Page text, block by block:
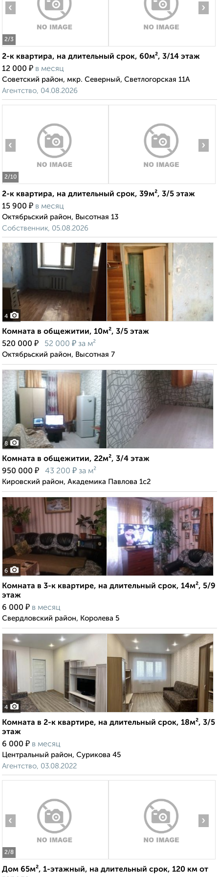
2/3
‹ ›
2-к квартира, на длительный срок, 60м², 3/14 этаж
12 000 ₽ в месяц
Советский район, мкр. Северный, Светлогорская 11А
Агентство, 04.08.2026
2/10
‹ ›
2-к квартира, на длительный срок, 39м², 3/5 этаж
15 900 ₽ в месяц
Октябрьский район, Высотная 13
Собственник, 05.08.2026
4
Комната в общежитии, 10м², 3/5 этаж
520 000 ₽ 52 000 ₽ за м²
Октябрьский район, Высотная 7
8
Комната в общежитии, 22м², 3/4 этаж
950 000 ₽ 43 200 ₽ за м²
Кировский район, Академика Павлова 1с2
6
Комната в 3-к квартире, на длительный срок, 14м², 5/9
этаж
6 000 ₽ в месяц
Свердловский район, Королева 5
4
Комната в 2-к квартире, на длительный срок, 18м², 3/5
этаж
6 000 ₽ в месяц
Центральный район, Сурикова 45
Агентство, 03.08.2022
2/8
‹ ›
Дом 65м², 1-этажный, на длительный срок, 120 км от